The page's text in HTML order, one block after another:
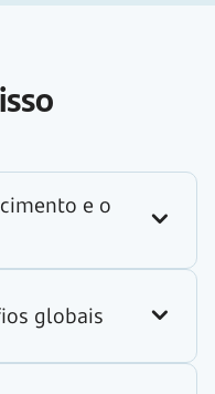
e o
globais